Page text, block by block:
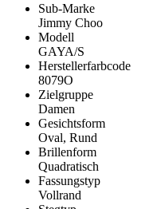
Sub-Marke
Jimmy Choo
Modell
GAYA/S
Herstellerfarbcode
8079O
Zielgruppe
Damen
Gesichtsform
Oval, Rund
Brillenform
Quadratisch
Fassungstyp
Vollrand